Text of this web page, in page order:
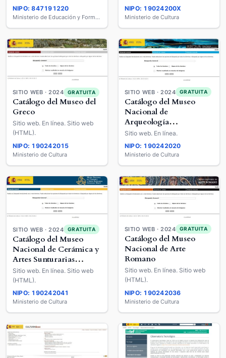
NIPO: 847191220
Ministerio de Educación y Formación Profesional
NIPO: 19024200X
Ministerio de Cultura
SITIO WEB · 2024 GRATUITA
Catálogo del Museo del
Greco
Sitio web. En línea. Sitio web
(HTML).
NIPO: 190242015
Ministerio de Cultura
SITIO WEB · 2024 GRATUITA
Catálogo del Museo
Nacional de
Arqueología
Subacuática. ARQVA
Sitio web. En línea.
NIPO: 190242020
Ministerio de Cultura
SITIO WEB · 2024 GRATUITA
Catálogo del Museo
Nacional de Cerámica y
Artes Sunturarias
"González Martí"
Sitio web. En línea. Sitio web
(HTML).
NIPO: 190242041
Ministerio de Cultura
SITIO WEB · 2024 GRATUITA
Catálogo del Museo
Nacional de Arte
Romano
Sitio web. En línea. Sitio web
(HTML).
NIPO: 190242036
Ministerio de Cultura